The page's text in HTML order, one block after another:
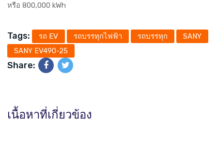
หรือ 800,000 kWh
Tags: รถ EV รถบรรทุกไฟฟ้า รถบรรทุก
SANY
SANY EV490-25
Share:
เนื้อหาที่เกี่ยวข้อง